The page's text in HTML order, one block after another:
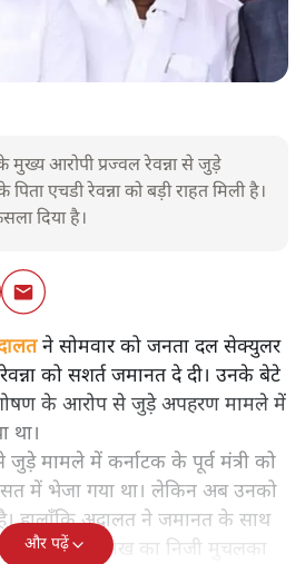
मुख्य आरोपी प्रज्वल रेवन्ना से जुड़े
एचडी रेवन्ना को बड़ी राहत मिली है।
दिया है।
ने सोमवार को जनता दल सेक्युलर
को सशर्त जमानत दे दी। उनके बेटे
के आरोप से जुड़े अपहरण मामले में
था।
मामले में कर्नाटक के पूर्व मंत्री को
में भेजा गया था। लेकिन अब उनको
हालाँकि अदालत ने जमानत के साथ
ने उनसे 5 लाख का निजी मुचलका
और पढ़ें